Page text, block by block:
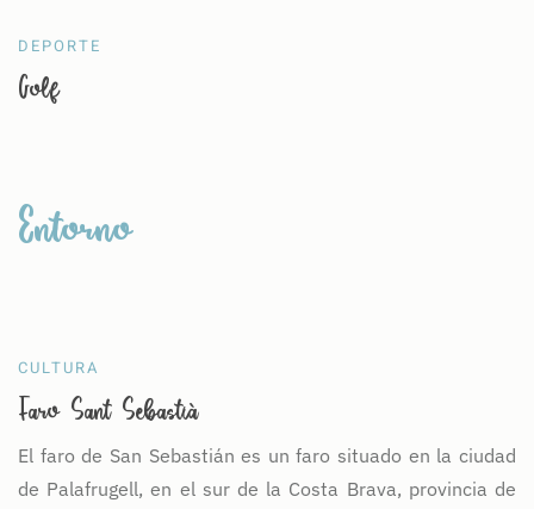
DEPORTE
Golf
Entorno
CULTURA
Faro Sant Sebastià
El faro de San Sebastián es un faro situado en la ciudad
de Palafrugell, en el sur de la Costa Brava, provincia de